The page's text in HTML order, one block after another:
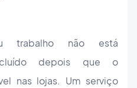
trabalho não está
depois que o
nas lojas. Um serviço